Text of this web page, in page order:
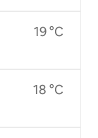
19 °C
18 °C